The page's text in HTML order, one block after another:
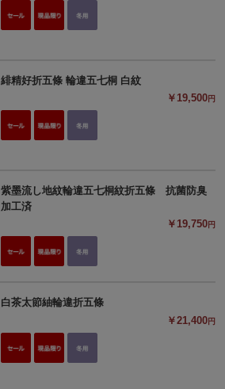
緋精好折五條 輪違五七桐 白紋
￥19,500円
紫墨流し地紋輪違五七桐紋折五條 抗菌防臭
加工済
￥19,750円
白茶太節紬輪違折五條
￥21,400円